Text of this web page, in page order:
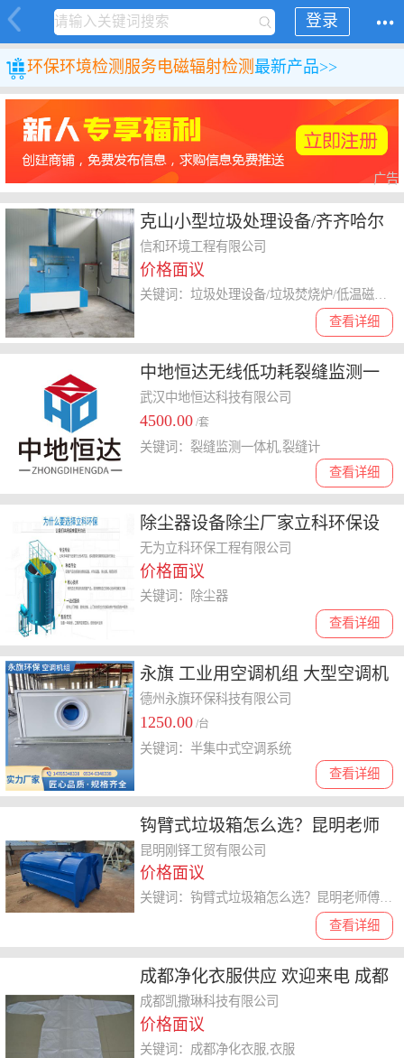
登录
环保环境检测服务电磁辐射检测最新产品>>
广告
克山小型垃圾处理设备/齐齐哈尔
低温磁化炉/绿容垃圾焚烧炉
信和环境工程有限公司
价格面议
查看详细
中地恒达无线低功耗裂缝监测一
体机ZDHD-ZWLF
武汉中地恒达科技有限公司
4500.00 /套
查看详细
关键词：裂缝监测一体机,裂缝计
除尘器设备除尘厂家立科环保设
备
无为立科环保工程有限公司
价格面议
查看详细
关键词：除尘器
永旗 工业用空调机组 大型空调机
组 小型空调机组 空调系统
德州永旗环保科技有限公司
1250.00 /台
查看详细
关键词：半集中式空调系统
钩臂式垃圾箱怎么选？昆明老师
傅透露5个关键，省钱又耐用！
昆明刚铎工贸有限公司
价格面议
查看详细
关键词：钩臂式垃圾箱怎么选？昆明老师傅透露5个关键,省钱又耐用！
成都净化衣服供应 欢迎来电 成都
凯撒琳科技供应
成都凯撒琳科技有限公司
价格面议
关键词：成都净化衣服,衣服